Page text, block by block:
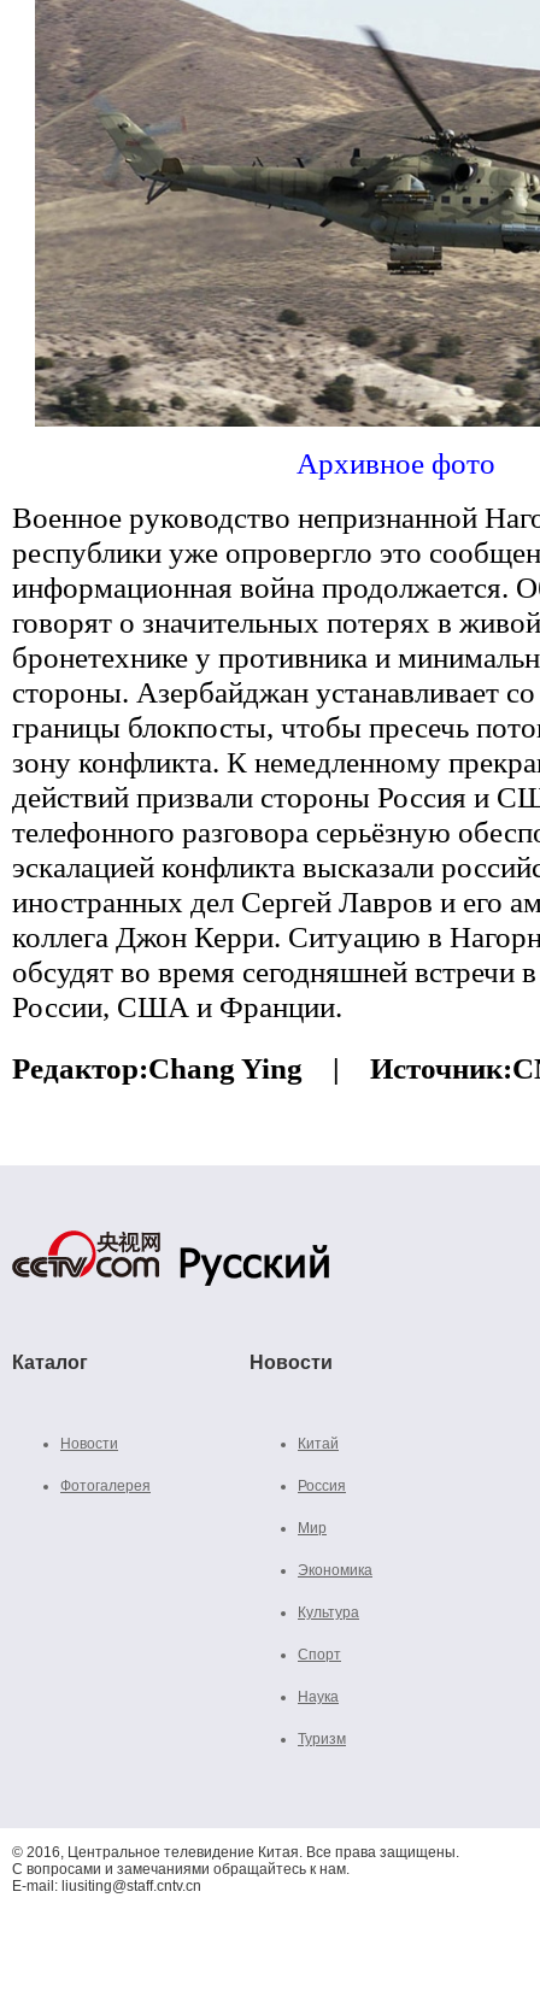
Архивное фото
Военное руководство непризнанной
республики уже опровергло это
информационная война продолжается.
говорят о значительных потерях в
бронетехнике у противника и
стороны. Азербайджан устанавливает
границы блокпосты, чтобы пресечь
зону конфликта. К немедленному
действий призвали стороны Россия и
телефонного разговора серьёзную
эскалацией конфликта высказали
иностранных дел Сергей Лавров и его
коллега Джон Керри. Ситуацию в
обсудят во время сегодняшней встречи
России, США и Франции.
Редактор:Chang Ying | Источник:
Каталог
Новости
Фотогалерея
Новости
Китай
Россия
Мир
Экономика
Культура
Спорт
Наука
Туризм
© 2016, Центральное телевидение Китая. Все права защищены.
С вопросами и замечаниями обращайтесь к нам.
E-mail: liusiting@staff.cntv.cn